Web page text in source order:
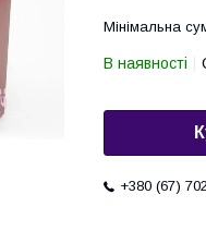
Мінімальна
В наявності
+380 (67)